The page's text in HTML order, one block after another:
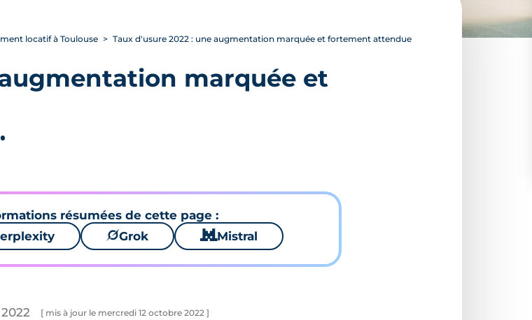
locatif à Toulouse Taux d'usure 2022 : une augmentation marquée et fortement attendue
marquée et
résumées de cette page :
🪐Grok 🐱 Mistral
[ mis à jour le mercredi 12 octobre 2022 ]